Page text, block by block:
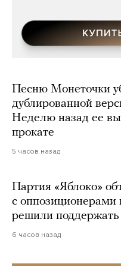
Песню Монеточки
дублированной
Неделю назад ее
прокате
5 часов назад
Партия «Яблоко»
с оппозиционерами
решили поддержать
6 часов назад